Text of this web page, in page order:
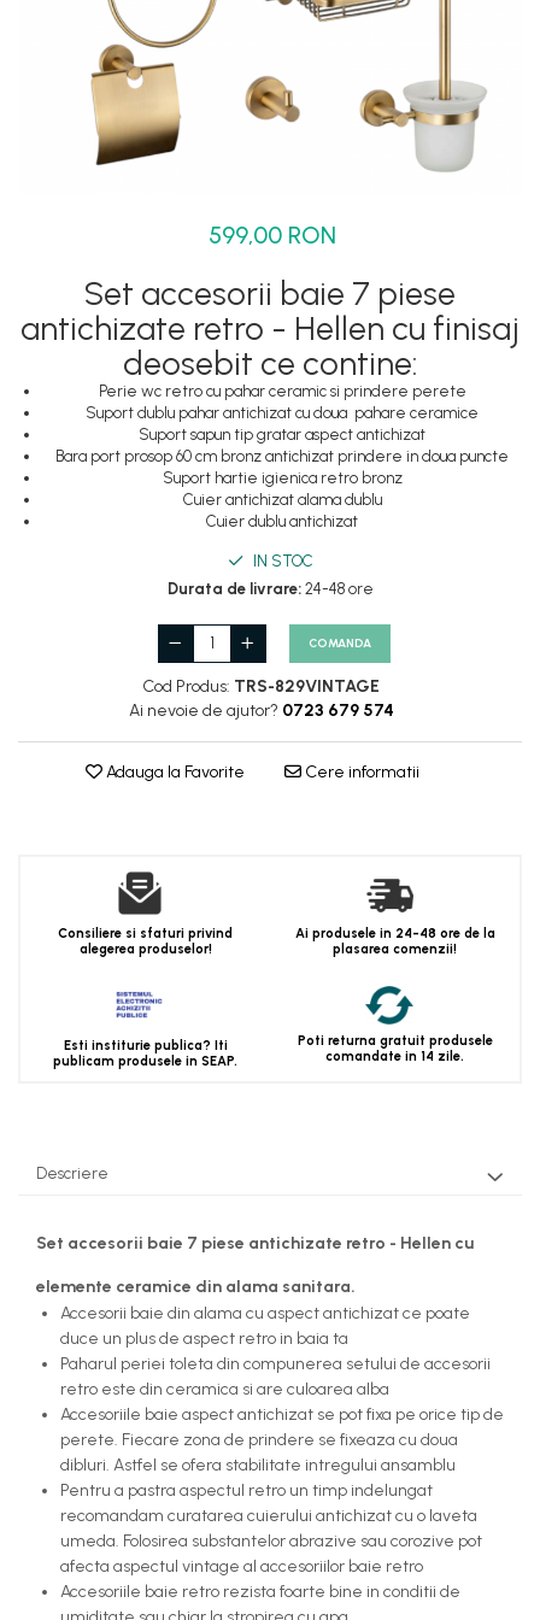
Set dus complet echipat
Suport prindere para dus
Baterie salon
Baterii bideu
Baterii cada-Coloana dus
599,00 RON
Set accesorii baie 7 piese
antichizate retro - Hellen cu finisaj
deosebit ce contine:
Perie wc retro cu pahar ceramic si prindere perete
Suport dublu pahar antichizat cu doua pahare ceramice
Suport sapun tip gratar aspect antichizat
Bara port prosop 60 cm bronz antichizat prindere in doua puncte
Suport hartie igienica retro bronz
Cuier antichizat alama dublu
Cuier dublu antichizat
IN STOC
Durata de livrare:24-48 ore
COMANDA
Cod Produs: TRS-829VINTAGE
Ai nevoie de ajutor? 0723 679 574
Adauga la Favorite Cere informatii
Consiliere si sfaturi privind
alegerea produselor!
Ai produsele in 24-48 ore de la
plasarea comenzii!
Esti institurie publica? Iti
publicam produsele in SEAP.
Poti returna gratuit produsele
comandate in 14 zile.
Descriere
Set accesorii baie 7 piese antichizate retro - Hellen cu
elemente ceramice din alama sanitara.
Accesorii baie din alama cu aspect antichizat ce poate
duce un plus de aspect retro in baia ta
Paharul periei toleta din compunerea setului de accesorii
retro este din ceramica si are culoarea alba
Accesoriile baie aspect antichizat se pot fixa pe orice tip de
perete. Fiecare zona de prindere se fixeaza cu doua
dibluri. Astfel se ofera stabilitate intregului ansamblu
Pentru a pastra aspectul retro un timp indelungat
recomandam curatarea cuierului antichizat cu o laveta
umeda. Folosirea substantelor abrazive sau corozive pot
afecta aspectul vintage al accesoriilor baie retro
Accesoriile baie retro rezista foarte bine in conditii de